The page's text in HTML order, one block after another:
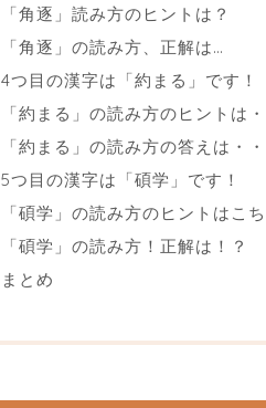
「角逐」読み方のヒントは？
「角逐」の読み方、正解は…
4つ目の漢字は「約まる」です！
「約まる」の読み方のヒントは
「約まる」の読み方の答えは・
5つ目の漢字は「碩学」です！
「碩学」の読み方のヒントはこ
「碩学」の読み方！正解は！？
まとめ